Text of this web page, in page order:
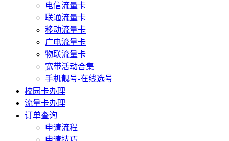
电信流量卡
联通流量卡
移动流量卡
广电流量卡
物联流量卡
宽带活动合集
手机靓号-在线选号
校园卡办理
流量卡办理
订单查询
申请流程